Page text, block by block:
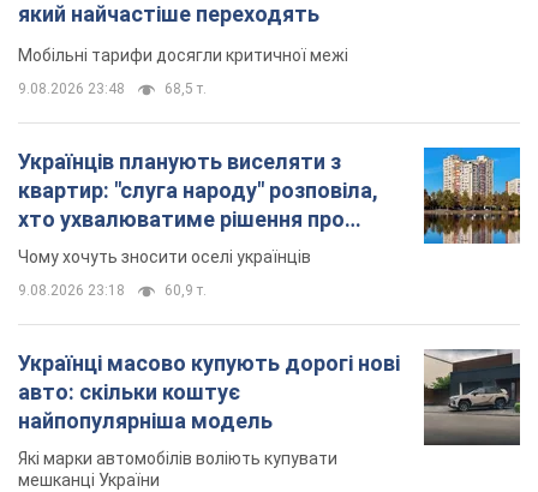
який найчастіше переходять
Мобільні тарифи досягли критичної межі
9.08.2026 23:48 68,5 т.
Українців планують виселяти з
квартир: "слуга народу" розповіла,
хто ухвалюватиме рішення про
знесення будинків
Чому хочуть зносити оселі українців
9.08.2026 23:18 60,9 т.
Українці масово купують дорогі нові
авто: скільки коштує
найпопулярніша модель
Які марки автомобілів воліють купувати
мешканці України